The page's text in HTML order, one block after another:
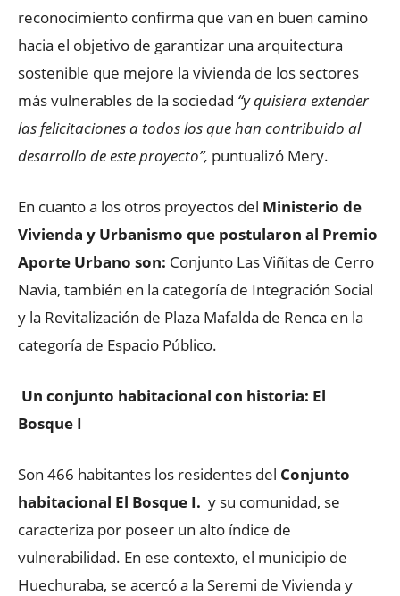
reconocimiento confirma que van en buen camino
hacia el objetivo de garantizar una arquitectura
sostenible que mejore la vivienda de los sectores
más vulnerables de la sociedad “y quisiera extender
las felicitaciones a todos los que han contribuido al
desarrollo de este proyecto”, puntualizó Mery.
En cuanto a los otros proyectos del Ministerio de
Vivienda y Urbanismo que postularon al Premio
Aporte Urbano son: Conjunto Las Viñitas de Cerro
Navia, también en la categoría de Integración Social
y la Revitalización de Plaza Mafalda de Renca en la
categoría de Espacio Público.
Un conjunto habitacional con historia: El
Bosque I
Son 466 habitantes los residentes del Conjunto
habitacional El Bosque I. y su comunidad, se
caracteriza por poseer un alto índice de
vulnerabilidad. En ese contexto, el municipio de
Huechuraba, se acercó a la Seremi de Vivienda y